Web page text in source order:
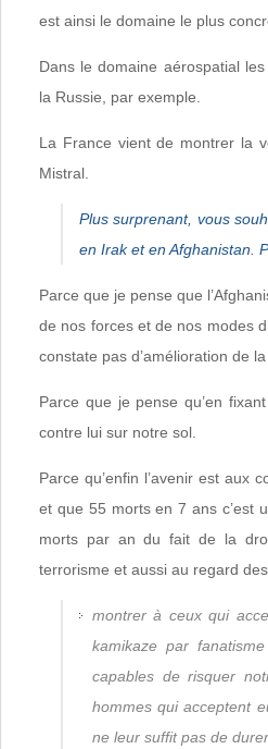
est ainsi le domaine le plus
Dans le domaine aérospatial
la Russie, par exemple.
La France vient de montrer la
Mistral.
Plus surprenant, vous
en Irak et en Afghanistan.
Parce que je pense que
de nos forces et de nos modes
constate pas d’amélioration de la
Parce que je pense qu’en
contre lui sur notre sol.
Parce qu’enfin l’avenir est aux
et que 55 morts en 7 ans c’est
morts par an du fait de la
terrorisme et aussi au regard
montrer à ceux qui
kamikaze par
capables de risquer
hommes qui acceptent
ne leur suffit pas de